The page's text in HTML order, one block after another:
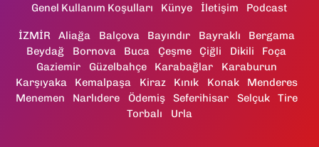
Genel Kullanım Koşulları
Künye İletişim Podcast
İZMİR Aliağa Balçova Bayındır Bayraklı
Bergama
Beydağ
Bornova Buca Çeşme Çiğli Dikili
Foça
Gaziemir
Güzelbahçe Karabağlar
Karaburun
Karşıyaka
Kemalpaşa Kiraz Kınık Konak
Menderes
Menemen
Narlıdere Ödemiş Seferihisar Selçuk
Tire
Torbalı
Urla